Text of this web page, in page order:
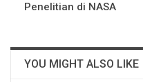
Penelitian di NASA
YOU MIGHT ALSO LIKE